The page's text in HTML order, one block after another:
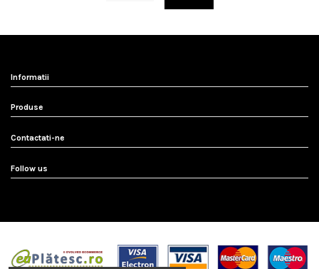
Informatii
Produse
Contactati-ne
Follow us